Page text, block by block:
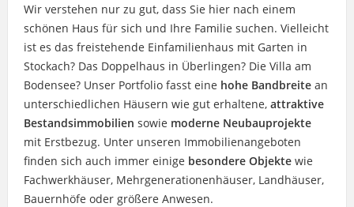
Wir verstehen nur zu gut, dass Sie hier nach einem
schönen Haus für sich und Ihre Familie suchen. Vielleicht
ist es das freistehende Einfamilienhaus mit Garten in
Stockach? Das Doppelhaus in Überlingen? Die Villa am
Bodensee? Unser Portfolio fasst eine hohe Bandbreitean
unterschiedlichen Häusern wie gut erhaltene, attraktive
Bestandsimmobilien sowie moderne Neubauprojekte
mit Erstbezug. Unter unseren Immobilienangeboten
finden sich auch immer einige besondere Objektewie
Fachwerkhäuser, Mehrgenerationenhäuser, Landhäuser,
Bauernhöfe oder größere Anwesen.